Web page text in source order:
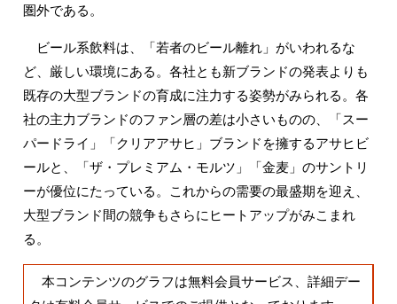
圏外である。
ビール系飲料は、「若者のビール離れ」がいわれるな
ど、厳しい環境にある。各社とも新ブランドの発表よりも
既存の大型ブランドの育成に注力する姿勢がみられる。各
社の主力ブランドのファン層の差は小さいものの、「スー
パードライ」「クリアアサヒ」ブランドを擁するアサヒビ
ールと、「ザ・プレミアム・モルツ」「金麦」のサントリ
ーが優位にたっている。これからの需要の最盛期を迎え、
大型ブランド間の競争もさらにヒートアップがみこまれ
る。
本コンテンツのグラフは無料会員サービス、詳細デー